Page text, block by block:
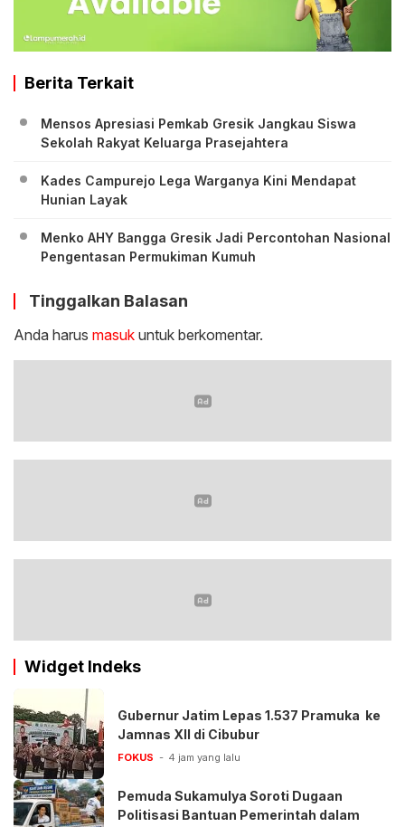
Berita Terkait
Mensos Apresiasi Pemkab Gresik Jangkau Siswa
Sekolah Rakyat Keluarga Prasejahtera
Kades Campurejo Lega Warganya Kini Mendapat
Hunian Layak
Menko AHY Bangga Gresik Jadi Percontohan Nasional
Pengentasan Permukiman Kumuh
Tinggalkan Balasan
Anda harus masuk untuk berkomentar.
Widget Indeks
Gubernur Jatim Lepas 1.537 Pramuka ke
Jamnas XII di Cibubur
FOKUS 4 jam yang lalu
Pemuda Sukamulya Soroti Dugaan
Politisasi Bantuan Pemerintah dalam